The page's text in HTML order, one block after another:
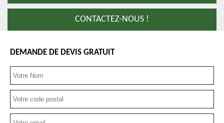
CONTACTEZ-NOUS !
DEMANDE DE DEVIS GRATUIT